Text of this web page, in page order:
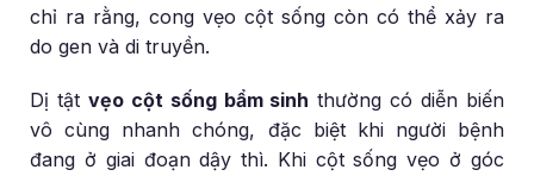
chỉ ra rằng, cong vẹo cột sống còn có thể xảy ra
do gen và di truyền.
Dị tậtvẹo cột sống bẩm sinh thường có diễn biến
vô cùng nhanh chóng, đặc biệt khi người bệnh
đang ở giai đoạn dậy thì. Khi cột sống vẹo ở góc